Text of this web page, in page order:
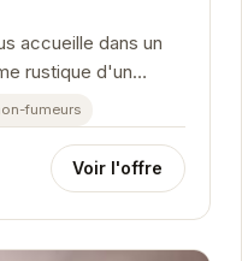
accueille dans un
rustique d'un
Situé à...
fumeurs
Voir l'offre